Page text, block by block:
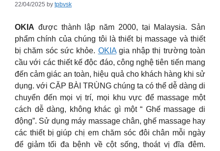
22/04/2025 by tpbvsk
OKIA được thành lập năm 2000, tại Malaysia. Sản
phẩm chính của chúng tôi là thiết bị massage và thiết
bị chăm sóc sức khỏe. OKIAgia nhập thị trường toàn
cầu với các thiết kế độc đáo, công nghệ tiên tiến mang
đến cảm giác an toàn, hiệu quả cho khách hàng khi sử
dụng. với CẶP BÀI TRÙNG chúng ta có thể dễ dàng di
chuyển đến mọi vị trí, mọi khu vực để massage một
cách dễ dàng, không khác gì một “ Ghế massage di
động”. Sử dụng máy massage chân, ghế massage hay
các thiết bị giúp chị em chăm sóc đôi chân mỗi ngày
để giảm tối đa bệnh về cột sống, thoát vị đĩa đêm.